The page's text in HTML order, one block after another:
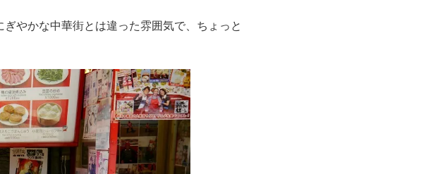
やかな中華街とは違った雰囲気で、ちょっと